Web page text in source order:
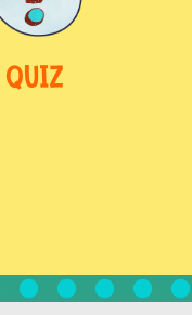
QUIZ